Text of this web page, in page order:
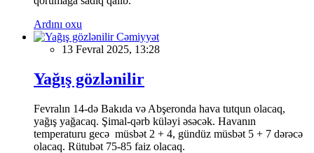
Ardını oxu
Cəmiyyət
13 Fevral 2025, 13:28
Yağış gözlənilir
Fevralın 14-də Bakıda və Abşeronda hava tutqun olacaq,
yağış yağacaq. Şimal-qərb küləyi əsəcək. Havanın
temperaturu gecə müsbət 2 + 4, gündüz müsbət 5 + 7 dərəcə
olacaq. Rütubət 75-85 faiz olacaq.